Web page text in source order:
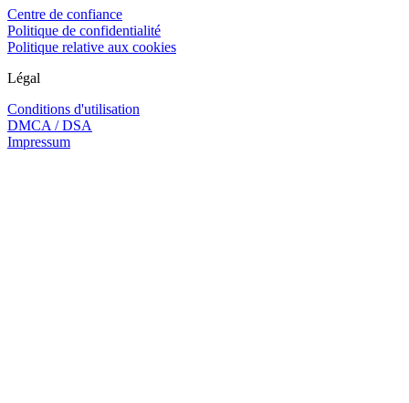
Centre de confiance
Politique de confidentialité
Politique relative aux cookies
Légal
Conditions d'utilisation
DMCA / DSA
Impressum